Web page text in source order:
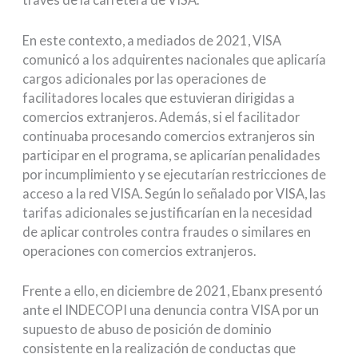
En este contexto, a mediados de 2021, VISA
comunicó a los adquirentes nacionales que aplicaría
cargos adicionales por las operaciones de
facilitadores locales que estuvieran dirigidas a
comercios extranjeros. Además, si el facilitador
continuaba procesando comercios extranjeros sin
participar en el programa, se aplicarían penalidades
por incumplimiento y se ejecutarían restricciones de
acceso a la red VISA. Según lo señalado por VISA, las
tarifas adicionales se justificarían en la necesidad
de aplicar controles contra fraudes o similares en
operaciones con comercios extranjeros.
Frente a ello, en diciembre de 2021, Ebanx presentó
ante el INDECOPI una denuncia contra VISA por un
supuesto de abuso de posición de dominio
consistente en la realización de conductas que